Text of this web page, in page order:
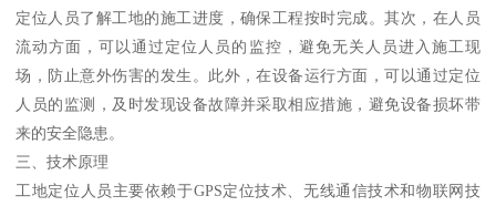
定位人员了解工地的施工进度，确保工程按时完成。其次，在人员
流动方面，可以通过定位人员的监控，避免无关人员进入施工现
场，防止意外伤害的发生。此外，在设备运行方面，可以通过定位
人员的监测，及时发现设备故障并采取相应措施，避免设备损坏带
来的安全隐患。
三、技术原理
工地定位人员主要依赖于GPS定位技术、无线通信技术和物联网技